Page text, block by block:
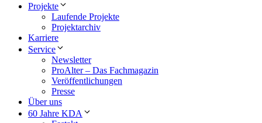
Projekte
Laufende Projekte
Projektarchiv
Karriere
Service
Newsletter
ProAlter – Das Fachmagazin
Veröffentlichungen
Presse
Über uns
60 Jahre KDA